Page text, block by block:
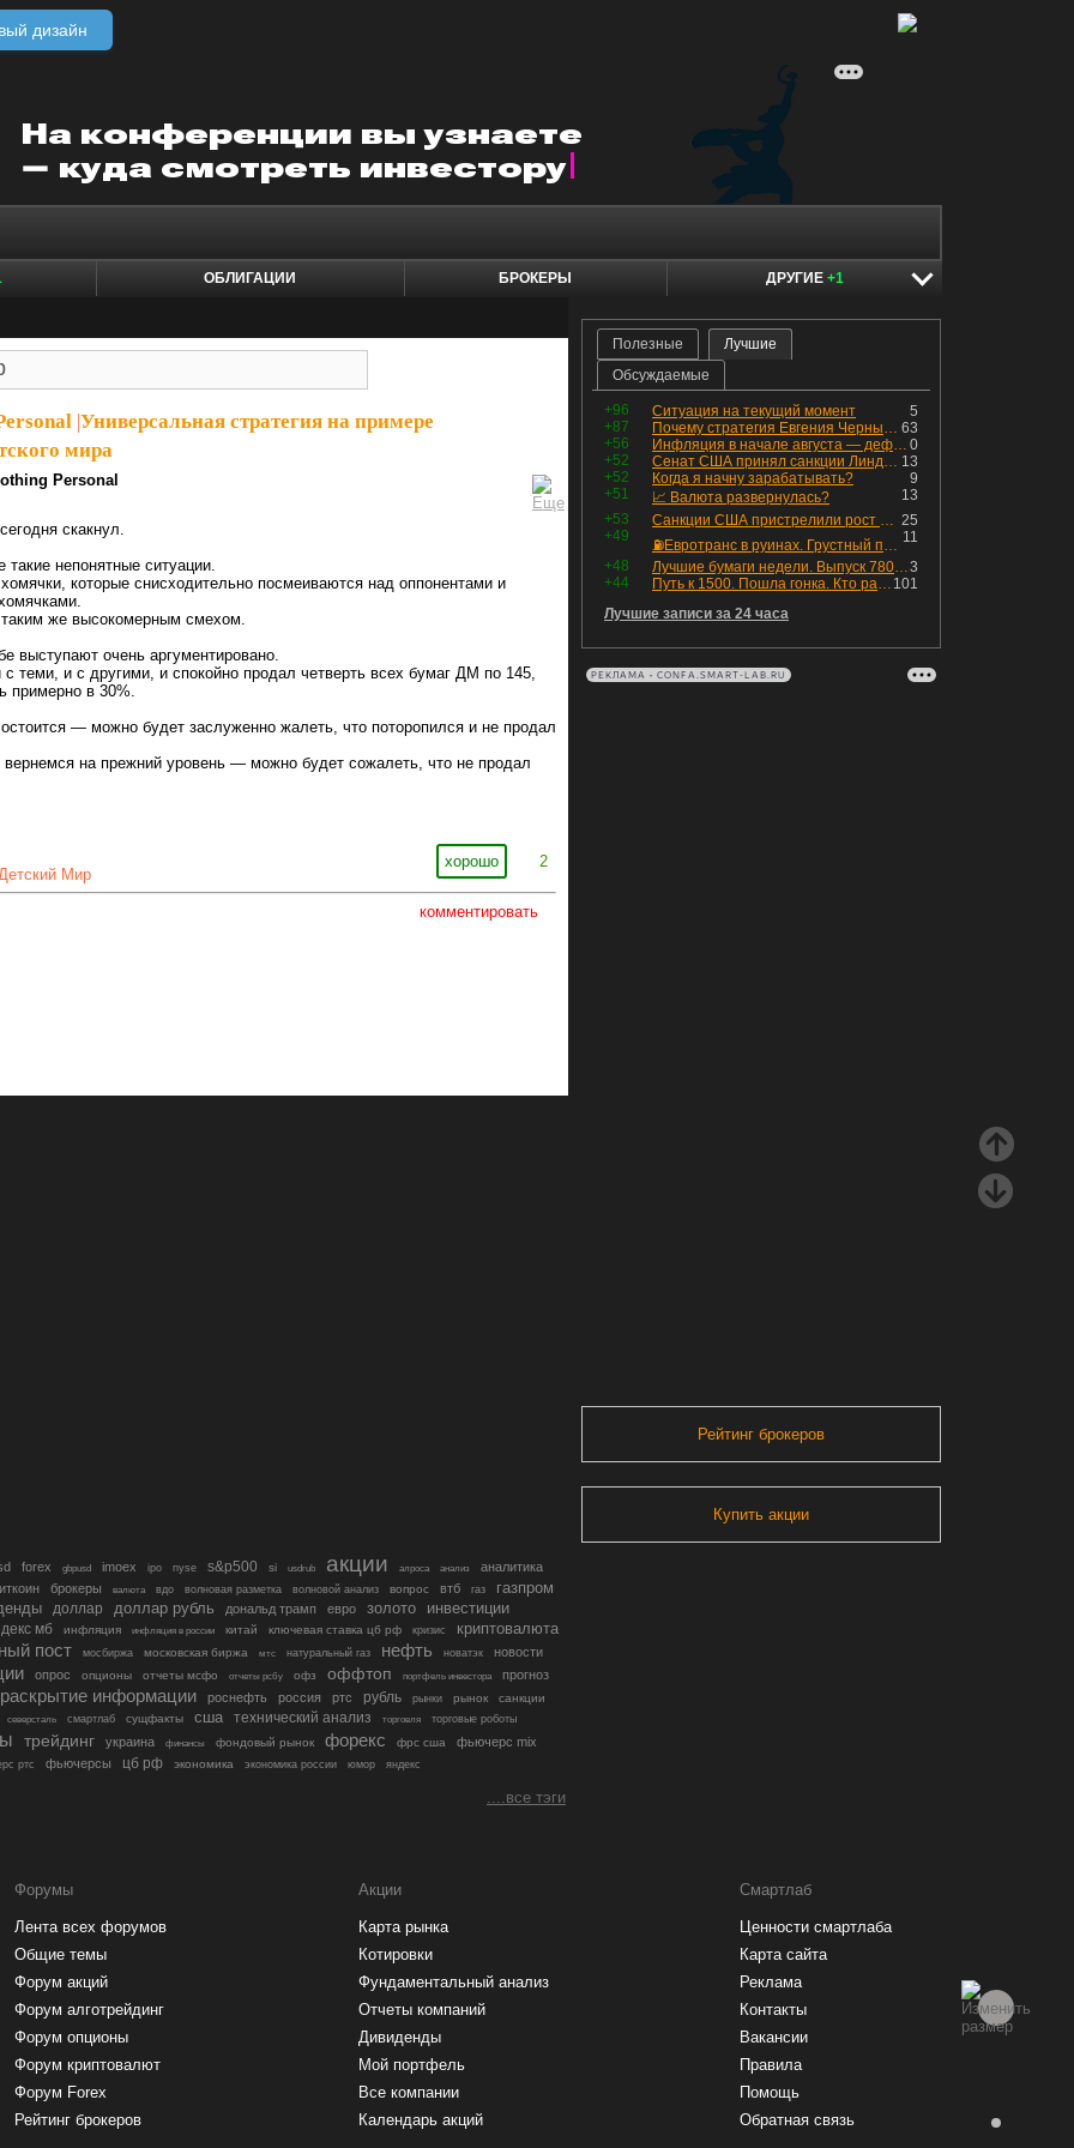
дизайн
ОБЛИГАЦИИ БРОКЕРЫ ДРУГИЕ +1
Универсальная стратегия на примере
мира
Personal
скакнул.
непонятные ситуации.
которые снисходительно посмеиваются над оппонентами и
же высокомерным смехом.
выступают очень аргументировано.
с теми, и с другими, и спокойно продал четверть всех бумаг ДМ по 145,
примерно в 30%.
— можно будет заслуженно жалеть, что поторопился и не продал
вернемся на прежний уровень — можно будет сожалеть, что не продал
хорошо 2
Мир
комментировать
Полезные
Лучшие
Обсуждаемые
+96 5
Ситуация на текущий момент
+87
63
Почему стратегия Евгения Черных приведет вас к убыткам в 2026 году
+56
0
Инфляция в начале августа — дефляция из-за топлива и плодоовощной корзины, но услуги продолжают дорожать, а рубль начал ослабевать.
+52
13
Сенат США принял санкции Линдси Грэма против России
+52
9
Когда я начну зарабатывать?
+51
13
📈 Валюта развернулась?
+53
25
Санкции США пристрелили рост акций в России
+49
11
⛽️Евротранс в руинах. Грустный пост😶😞 Что изменилось в облигациях?
+48
3
Лучшие бумаги недели. Выпуск 780 – обновления для пятницы
+44
101
Путь к 1500. Пошла гонка. Кто раньше продаст.
Лучшие записи за 24 часа
РЕКЛАМА • CONFA.SMART-LAB.RU
Рейтинг брокеров
Купить акции
forex gbpusd imoex ipo nyse s&p500 si usdrub акции алроса анализ аналитика
брокеры валюта вдо волновая разметка волновой анализ вопрос втб газ газпром
доллар доллар рубль дональд трамп евро золото инвестиции
мб инфляция инфляция в россии китай ключевая ставка цб рф кризис криптовалюта
пост мосбиржа московская биржа мтс натуральный газ нефть новатэк новости
опрос опционы отчеты мсфо отчеты рсбу офз оффтоп портфель инвестора
прогноз
раскрытие информации роснефть россия ртс рубль рынки рынок санкции
северсталь смартлаб сущфакты сша технический анализ торговля торговые роботы
трейдинг украина финансы фондовый рынок форекс фрс сша фьючерс mix
ртс фьючерсы цб рф экономика экономика россии юмор яндекс
....все тэги
Форумы
Лента всех форумов
Общие темы
Форум акций
Форум алготрейдинг
Форум опционы
Форум криптовалют
Форум Forex
Рейтинг брокеров
Акции
Карта рынка
Котировки
Фундаментальный анализ
Отчеты компаний
Дивиденды
Мой портфель
Все компании
Календарь акций
Смартлаб
Ценности смартлаба
Карта сайта
Реклама
Контакты
Вакансии
Правила
Помощь
Обратная связь